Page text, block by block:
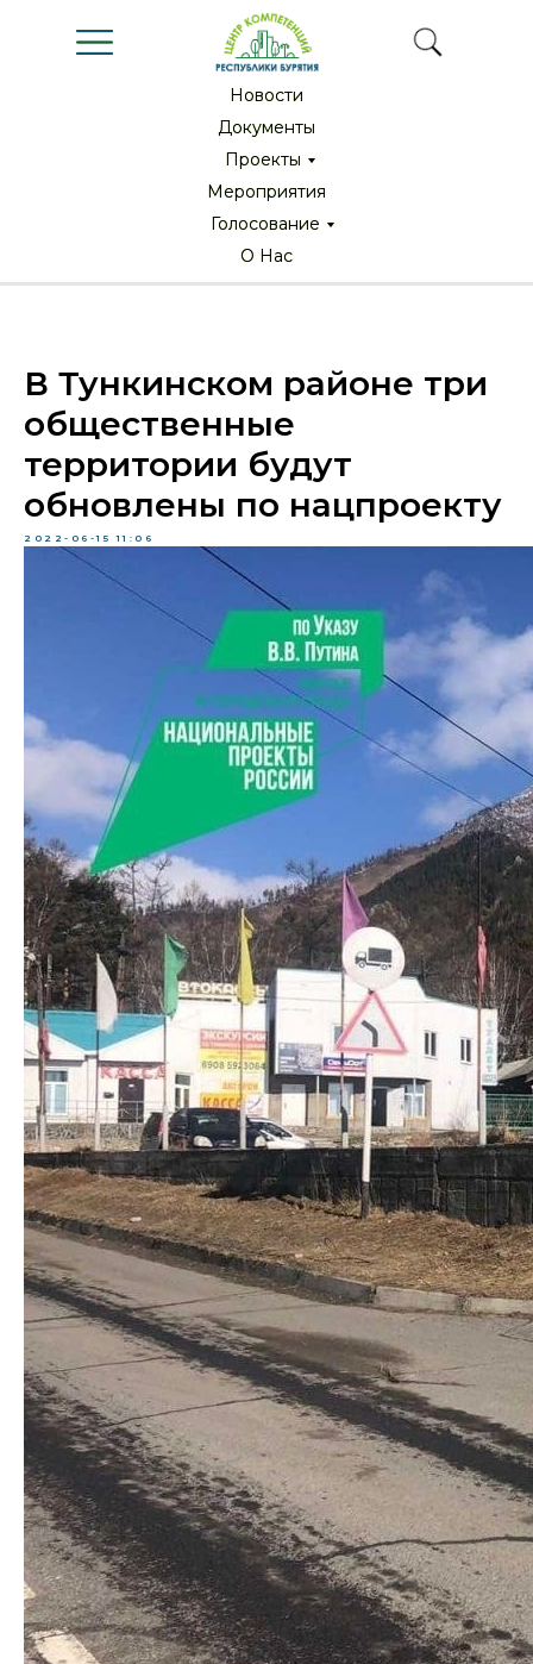
Новости
Новости
Документы
Документы
Мероприятия
Мероприятия
Проекты
Проекты
О Нас
О Нас
Голосование
Голосование
В Тункинском районе три
общественные
территории будут
обновлены по нацпроекту
2022-06-15 11:06